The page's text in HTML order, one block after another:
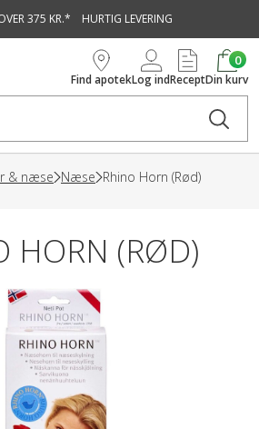
375 KR.* HURTIG LEVERING
Find apotekLog indRecept
0
Din kurv
& næse Næse Rhino Horn (Rød)
HORN (RØD)